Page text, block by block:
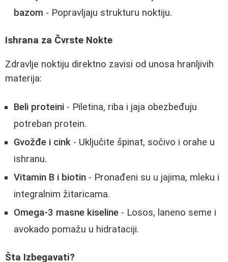
bazom - Popravljaju strukturu noktiju.
Ishrana za Čvrste Nokte
Zdravlje noktiju direktno zavisi od unosa hranljivih
materija:
Beli proteini - Piletina, riba i jaja obezbeđuju
potreban protein.
Gvožđe i cink - Uključite špinat, sočivo i orahe u
ishranu.
Vitamin B i biotin - Pronađeni su u jajima, mleku i
integralnim žitaricama.
Omega-3 masne kiseline - Losos, laneno seme i
avokado pomažu u hidrataciji.
Šta Izbegavati?